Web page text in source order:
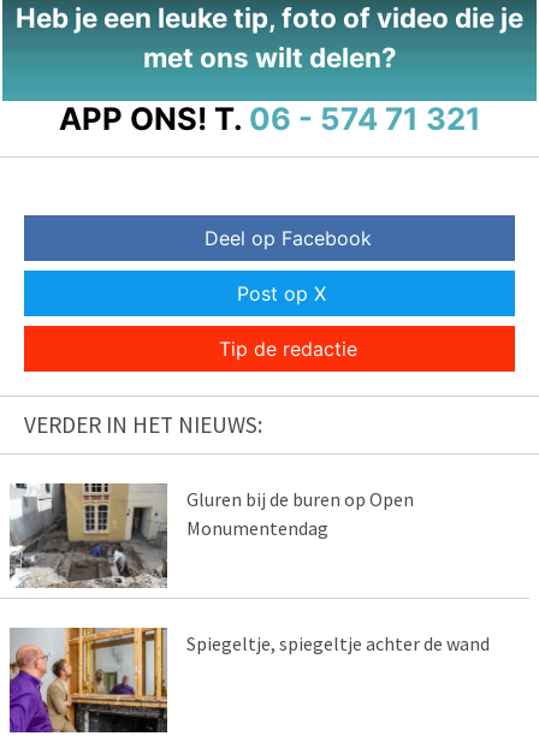
Heb je een leuke tip, foto of video die je
met ons wilt delen?
APP ONS! T. 06 - 574 71 321
Deel op Facebook
Post op X
Tip de redactie
VERDER IN HET NIEUWS:
Gluren bij de buren op Open
Monumentendag
Spiegeltje, spiegeltje achter de wand